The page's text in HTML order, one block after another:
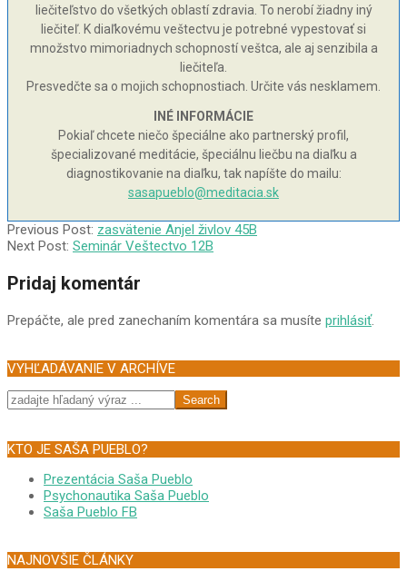
liečiteľstvo do všetkých oblastí zdravia. To nerobí žiadny iný
liečiteľ. K diaľkovému veštectvu je potrebné vypestovať si
množstvo mimoriadnych schopností veštca, ale aj senzibila a
liečiteľa.
Presvedčte sa o mojich schopnostiach. Určite vás nesklamem.
INÉ INFORMÁCIE
Pokiaľ chcete niečo špeciálne ako partnerský profil,
špecializované meditácie, špeciálnu liečbu na diaľku a
diagnostikovanie na diaľku, tak napíšte do mailu:
sasapueblo@meditacia.sk
2010-
10-
Previous Post: zasvätenie Anjel živlov 45B
Next Post: Seminár Veštectvo 12B
Pridaj komentár
Prepáčte, ale pred zanechaním komentára sa musíte prihlásiť.
VYHĽADÁVANIE V ARCHÍVE
Search
KTO JE SAŠA PUEBLO?
Prezentácia Saša Pueblo
Psychonautika Saša Pueblo
Saša Pueblo FB
NAJNOVŠIE ČLÁNKY